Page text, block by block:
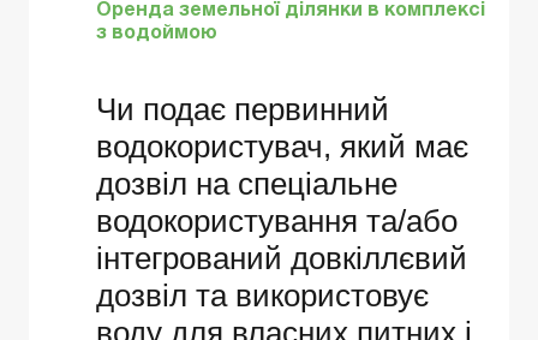
Оренда земельної ділянки в комплексі
з водоймою
Чи подає первинний
водокористувач, який має
дозвіл на спеціальне
водокористування та/або
інтегрований довкіллєвий
дозвіл та використовує